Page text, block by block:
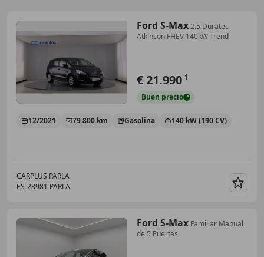
Ford S-Max2.5 Duratec
Atkinson FHEV 140kW Trend
€ 21.990 1
Buen precio
12/2021 79.800 km Gasolina 140 kW (190 CV)
CARPLUS PARLA
ES-28981 PARLA
Ford S-Max Familiar Manual
de 5 Puertas